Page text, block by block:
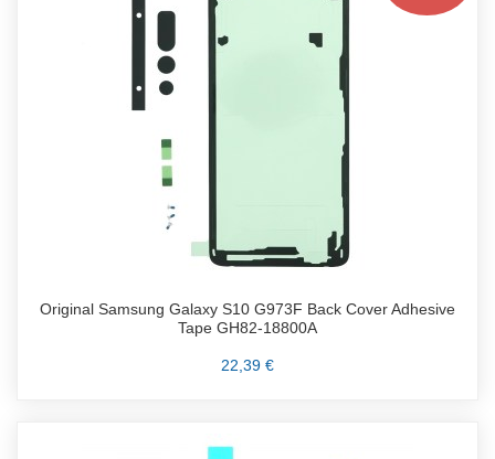
Original Samsung Galaxy S10 G973F Back Cover Adhesive
Tape GH82-18800A
22,39 €